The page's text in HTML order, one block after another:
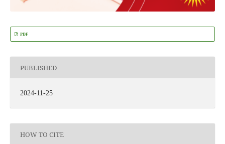
PDF
PUBLISHED
2024-11-25
HOW TO CITE